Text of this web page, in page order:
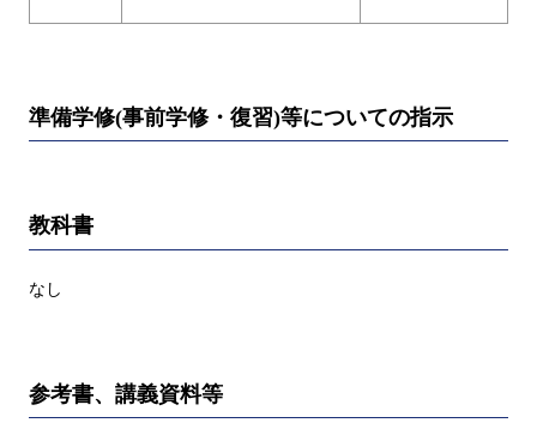
準備学修(事前学修・復習)等についての指示
教科書
なし
参考書、講義資料等